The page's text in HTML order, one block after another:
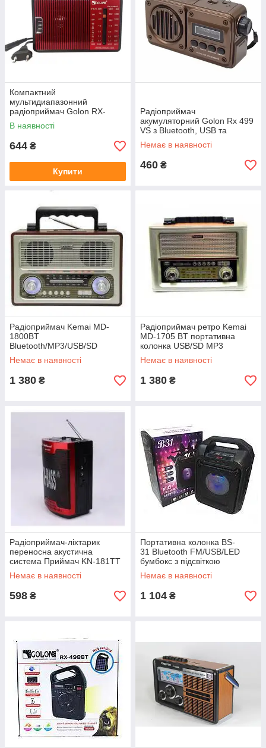
Компактний
мультидиапазонний
радіоприймач Golon RX-
A08AC червоного кольору
В наявності
644 ₴
Купити
Радіоприймач
акумуляторний Golon Rx 499
VS з Bluetooth, USB та
сонячною панеллю (110-
240В, 50/60Гц, потужність 3-
Немає в наявності
460 ₴
Радіоприймач Kemai MD-
1800BT
Bluetooth/MP3/USB/SD
переносний бумбокс
Немає в наявності
1 380 ₴
Радіоприймач ретро Kemai
MD-1705 BT портативна
колонка USB/SD MP3
Немає в наявності
1 380 ₴
Радіоприймач-ліхтарик
переносна акустична
система Приймач KN-181TT
Немає в наявності
598 ₴
Портативна колонка BS-
31 Bluetooth FM/USB/LED
бумбокс з підсвіткою
Немає в наявності
1 104 ₴